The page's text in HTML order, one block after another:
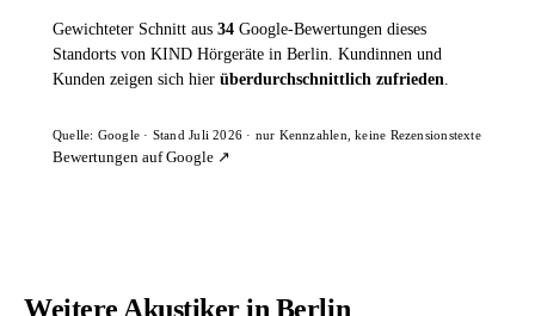
Gewichteter Schnitt aus 34 Google-Bewertungen dieses
Standorts von KIND Hörgeräte in Berlin. Kundinnen und
Kunden zeigen sich hier überdurchschnittlich zufrieden.
Quelle: Google · Stand Juli 2026 · nur Kennzahlen, keine Rezensionstexte
Bewertungen auf Google ↗
Weitere Akustiker in Berlin